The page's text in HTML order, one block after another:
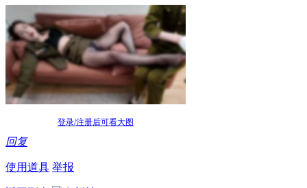
登录/注册后可看大图
回复
使用道具 举报